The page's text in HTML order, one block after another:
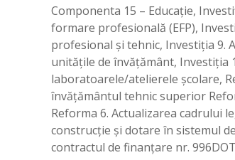
Componenta 15 – Educație,
formare profesională (EFP),
profesional și tehnic, Investiția 9.
unitățile de învățământ, Investiția
laboratoarele/atelierele școlare,
învățământul tehnic superior
Reforma 6. Actualizarea cadrului
construcție și dotare în sistemul
contractul de finanțare nr.